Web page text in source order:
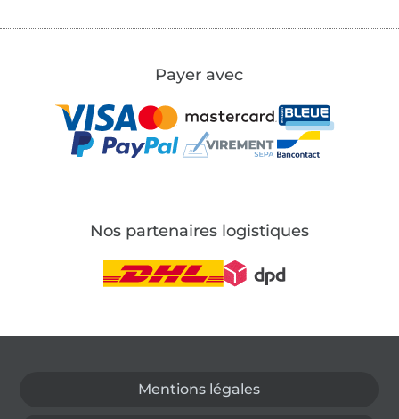
Payer avec
Nos partenaires logistiques
Mentions légales